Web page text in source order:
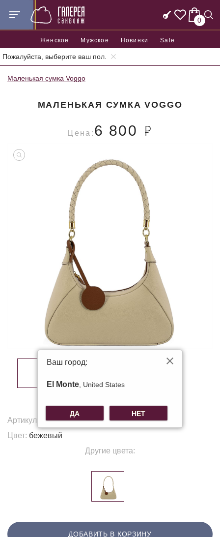
0
Женское Мужское Новинки Sale
Пожалуйста, выберите ваш пол.
Главная Женские сумки Женские маленькие сумки
Маленькая сумка Voggo
МАЛЕНЬКАЯ СУМКА VOGGO
Цена: 6 800
Артикул:
V-7509
Цвет: бежевый
Другие цвета:
ДОБАВИТЬ В КОРЗИНУ
Ваш город:
El Monte , United States
ДА НЕТ